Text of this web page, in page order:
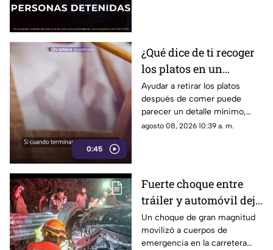
0:45
¿Qué dice de ti recoger
los platos en un
restaurante? Este
pequeño gesto podría
revelar algunos rasgos
de tu personalidad
Ayudar a retirar los platos
después de comer puede
parecer un detalle mínimo,
pero este comportamiento
agosto 08, 2026 10:39 a. m.
Fuerte choque entre
tráiler y automóvil deja
un auto destrozado y
víctimas m0rt4les en la
Un choque de gran magnitud
movilizó a cuerpos de
emergencia en la carretera